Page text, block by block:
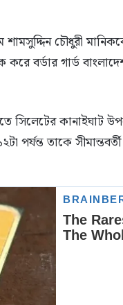
শামসুদ্দিন চৌধুরী
বর্ডার গার্ড
সিলেটের কানাইঘাট
তাকে